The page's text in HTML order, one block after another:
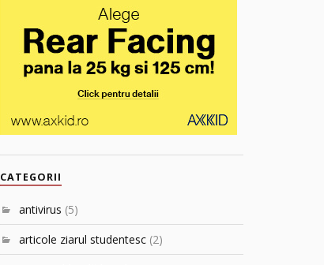
CATEGORII
antivirus (5)
articole ziarul studentesc (2)